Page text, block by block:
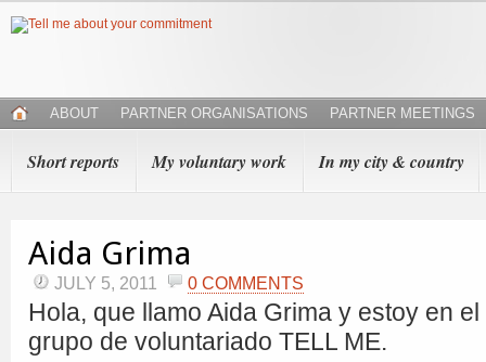
ABOUT PARTNER ORGANISATIONS PARTNER MEETINGS
Short reports My voluntary work In my city & country
Aida Grima
JULY 5, 2011 0 COMMENTS
Hola, que llamo Aida Grima y estoy en el
grupo de voluntariado TELL ME.